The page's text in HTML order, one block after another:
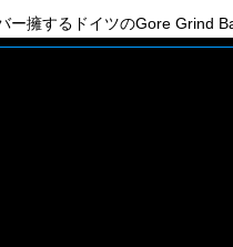
ー擁するドイツのGore Grind